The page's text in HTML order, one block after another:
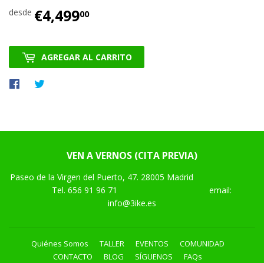
desde €4,49900€4,499.00
AGREGAR AL CARRITO
Compartir
VEN A VERNOS (CITA PREVIA)
Paseo de la Virgen del Puerto, 47. 28005 Madrid
Tel. 656 91 96 71
email:
info@3ike.es
Quiénes Somos TALLER EVENTOS
COMUNIDAD
CONTACTO
BLOG SÍGUENOS FAQs